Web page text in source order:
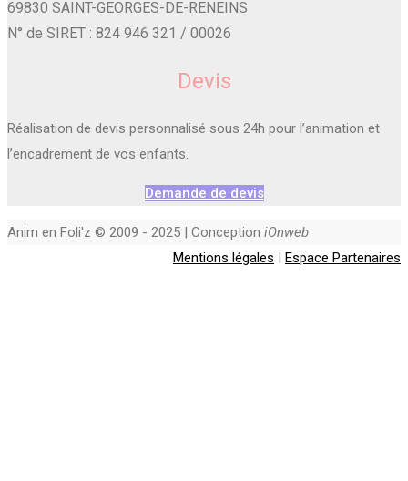
69830 SAINT-GEORGES-DE-RENEINS
N° de SIRET : 824 946 321 / 00026
Devis
Réalisation de devis personnalisé sous 24h pour l’animation et
l’encadrement de vos enfants.
Demande de devis
Anim en Foli'z © 2009 - 2025 | Conception iOnweb
Mentions légales | Espace Partenaires